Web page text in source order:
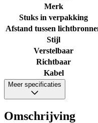
Merk
Stuks in verpakking
Afstand tussen
Stijl
Verstelbaar
Richtbaar
Kabel
Meer specificaties
Omschrijving